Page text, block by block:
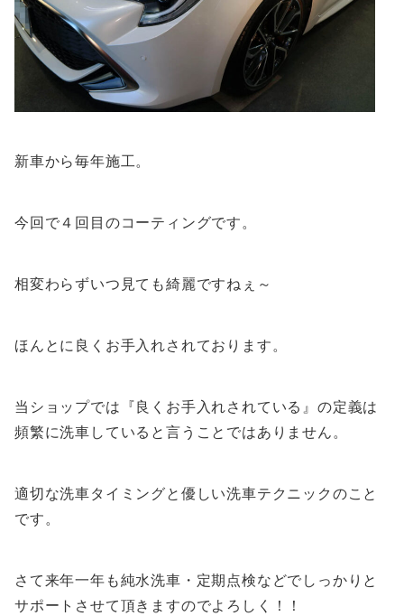
新車から毎年施工。
今回で４回目のコーティングです。
相変わらずいつ見ても綺麗ですねぇ～
ほんとに良くお手入れされております。
当ショップでは『良くお手入れされている』の定義は
頻繁に洗車していると言うことではありません。
適切な洗車タイミングと優しい洗車テクニックのこと
です。
さて来年一年も純水洗車・定期点検などでしっかりと
サポートさせて頂きますのでよろしく！！